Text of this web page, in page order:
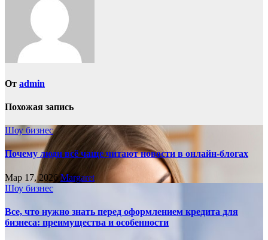
От admin
Похожая запись
Шоу бизнес
Почему люди всё чаще читают новости в онлайн-блогах
Мар 17, 2026Margaret
Шоу бизнес
Все, что нужно знать перед оформлением кредита для
бизнеса: преимущества и особенности